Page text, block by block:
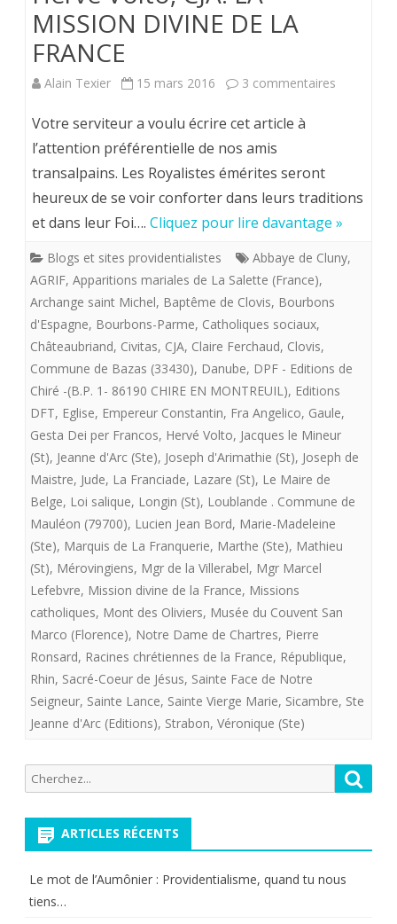
MISSION DIVINE DE LA
FRANCE
Alain Texier 15 mars 2016 3 commentaires
LA
DIVINE
FRANCE
Votre serviteur a voulu écrire cet article à
l’attention préférentielle de nos amis
transalpains. Les Royalistes émérites seront
heureux de se voir conforter dans leurs traditions
et dans leur Foi…. Cliquez pour lire davantage »
Blogs et sites providentialistes Abbaye de Cluny,
AGRIF, Apparitions mariales de La Salette (France),
Archange saint Michel, Baptême de Clovis, Bourbons
d'Espagne, Bourbons-Parme, Catholiques sociaux,
Châteaubriand, Civitas, CJA, Claire Ferchaud, Clovis,
Commune de Bazas (33430), Danube, DPF - Editions de
Chiré -(B.P. 1- 86190 CHIRE EN MONTREUIL), Editions
DFT, Eglise, Empereur Constantin, Fra Angelico, Gaule,
Gesta Dei per Francos, Hervé Volto, Jacques le Mineur
(St), Jeanne d'Arc (Ste), Joseph d'Arimathie (St), Joseph de
Maistre, Jude, La Franciade, Lazare (St), Le Maire de
Belge, Loi salique, Longin (St), Loublande . Commune de
Mauléon (79700), Lucien Jean Bord, Marie-Madeleine
(Ste), Marquis de La Franquerie, Marthe (Ste), Mathieu
(St), Mérovingiens, Mgr de la Villerabel, Mgr Marcel
Lefebvre, Mission divine de la France, Missions
catholiques, Mont des Oliviers, Musée du Couvent San
Marco (Florence), Notre Dame de Chartres, Pierre
Ronsard, Racines chrétiennes de la France, République,
Rhin, Sacré-Coeur de Jésus, Sainte Face de Notre
Seigneur, Sainte Lance, Sainte Vierge Marie, Sicambre, Ste
Jeanne d'Arc (Editions), Strabon, Véronique (Ste)
Recherche
pour:
ARTICLES RÉCENTS
Le mot de l’Aumônier : Providentialisme, quand tu nous
tiens…